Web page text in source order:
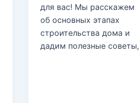
для вас! Мы расскажем
об основных этапах
строительства дома и
дадим полезные советы,